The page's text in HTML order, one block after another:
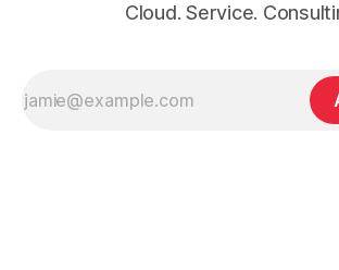
Cloud. Service.